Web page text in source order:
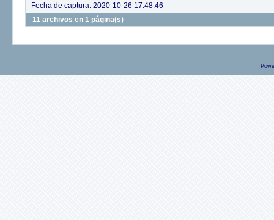
Fecha de captura: 2020-10-26 17:48:46
11 archivos en 1 página(s)